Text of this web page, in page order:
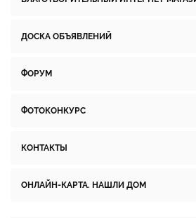
ДОСКА ОБЪЯВЛЕНИЙ
ФОРУМ
ФОТОКОНКУРС
КОНТАКТЫ
ОНЛАЙН-КАРТА. НАШЛИ ДОМ